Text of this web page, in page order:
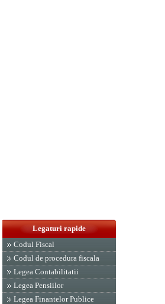
Legaturi rapide
Codul Fiscal
Codul de procedura fiscala
Legea Contabilitatii
Legea Pensiilor
Legea Finantelor Publice